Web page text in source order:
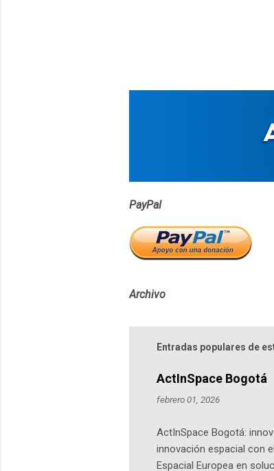
a
PayPal
Archivo
Entradas populares de
ActInSpace Bogotá
febrero 01, 2026
ActInSpace Bogotá:
innovación espacial con
Espacial Europea en